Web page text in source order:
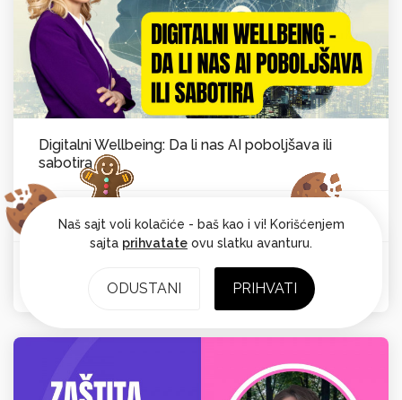
Digitalni Wellbeing: Da li nas AI poboljšava ili
sabotira
Od:
Naš sajt voli kolačiće - baš kao i vi! Korišćenjem
sajta prihvatate ovu slatku avanturu.
ODUSTANI PRIHVATI